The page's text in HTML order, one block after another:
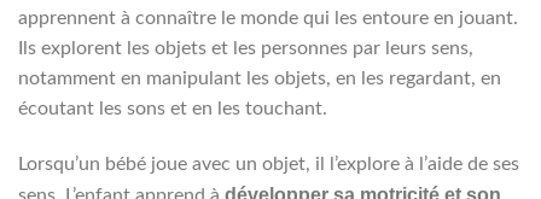
peuvent
être
choisies
sur
du
options
peuvent
être
page
apprennent à connaître le monde qui les entoure en jouant.
Ils explorent les objets et les personnes par leurs sens,
notamment en manipulant les objets, en les regardant, en
écoutant les sons et en les touchant.
Lorsqu’un bébé joue avec un objet, il l’explore à l’aide de ses
développer sa motricité et son